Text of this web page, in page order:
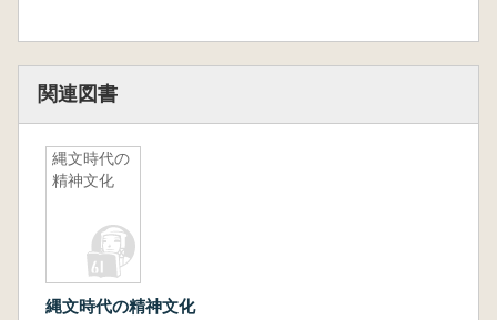
葉土器のツルマメ類似種子圧痕から派生する問
題について
1 兵庫県 大下 明・深井明比古 2 大阪府 河
本純一 ・大野 薫・奈良拓弥・松本吉弘
島孝修 5 和歌山県 青山航
6 奈良県 石田由紀子 7 三重県 奥 義次・田
村陽一・中村法道
関連図書
縄文時代の
精神文化
縄文時代の精神文化